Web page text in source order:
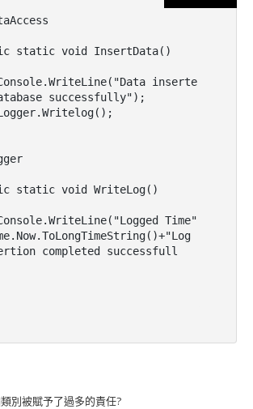
successfully");
completed successfull
別被賦予了過多的責任?